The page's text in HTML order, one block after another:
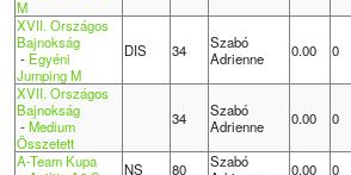
M
XVII. Országos
Bajnokság
- Egyéni
Jumping M
DIS 34
Szabó
Adrienne
0.00 0
XVII. Országos
Bajnokság
-Medium
Összetett
34
Szabó
Adrienne
0.00 0
A-Team Kupa
NS 80
Szabó
0.00 0